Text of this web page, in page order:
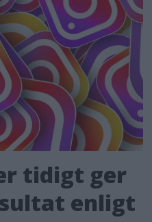
tidigt ger
enligt